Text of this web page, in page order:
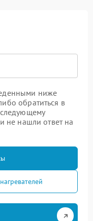
ниже
обратиться в
не нашли ответ на